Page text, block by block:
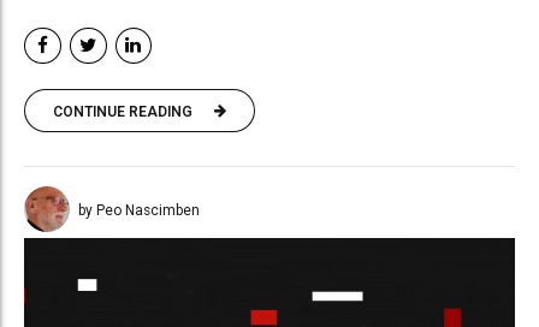
CONTINUE READING
by Peo Nascimben